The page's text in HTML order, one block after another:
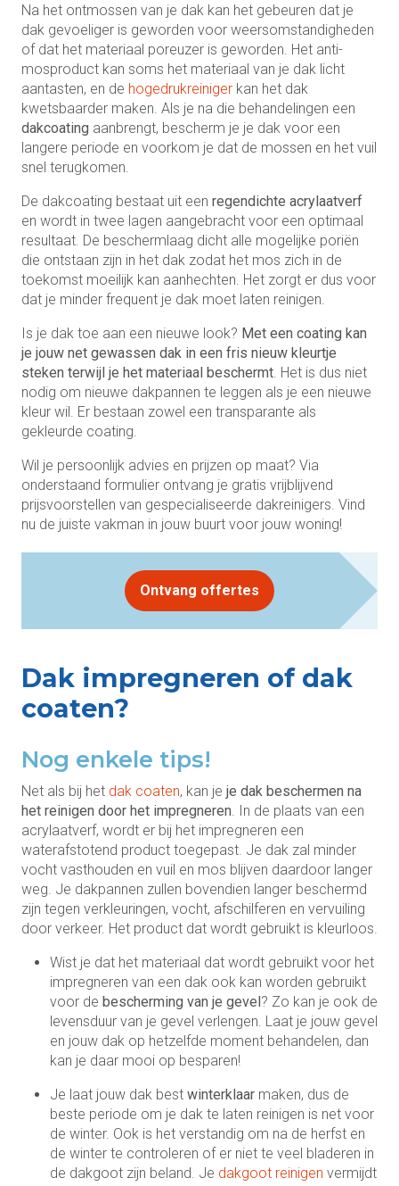
Na het ontmossen van je dak kan het gebeuren dat je
dak gevoeliger is geworden voor weersomstandigheden
of dat het materiaal poreuzer is geworden. Het anti-
mosproduct kan soms het materiaal van je dak licht
aantasten, en de hogedrukreiniger kan het dak
kwetsbaarder maken. Als je na die behandelingen een
dakcoating aanbrengt, bescherm je je dak voor een
langere periode en voorkom je dat de mossen en het vuil
snel terugkomen.
De dakcoating bestaat uit een regendichte acrylaatverf
en wordt in twee lagen aangebracht voor een optimaal
resultaat. De beschermlaag dicht alle mogelijke poriën
die ontstaan zijn in het dak zodat het mos zich in de
toekomst moeilijk kan aanhechten. Het zorgt er dus voor
dat je minder frequent je dak moet laten reinigen.
Is je dak toe aan een nieuwe look? Met een coating kan
je jouw net gewassen dak in een fris nieuw kleurtje
steken terwijl je het materiaal beschermt . Het is dus niet
nodig om nieuwe dakpannen te leggen als je een nieuwe
kleur wil. Er bestaan zowel een transparante als
gekleurde coating.
Wil je persoonlijk advies en prijzen op maat? Via
onderstaand formulier ontvang je gratis vrijblijvend
prijsvoorstellen van gespecialiseerde dakreinigers. Vind
nu de juiste vakman in jouw buurt voor jouw woning!
Ontvang offertes
Dak impregneren of dak
coaten?
Nog enkele tips!
Net als bij het dak coaten, kan je je dak beschermen na
het reinigen door het impregneren . In de plaats van een
acrylaatverf, wordt er bij het impregneren een
waterafstotend product toegepast. Je dak zal minder
vocht vasthouden en vuil en mos blijven daardoor langer
weg. Je dakpannen zullen bovendien langer beschermd
zijn tegen verkleuringen, vocht, afschilferen en vervuiling
door verkeer. Het product dat wordt gebruikt is kleurloos.
Wist je dat het materiaal dat wordt gebruikt voor het
impregneren van een dak ook kan worden gebruikt
voor de bescherming van je gevel? Zo kan je ook de
levensduur van je gevel verlengen. Laat je jouw gevel
en jouw dak op hetzelfde moment behandelen, dan
kan je daar mooi op besparen!
Je laat jouw dak best winterklaar maken, dus de
beste periode om je dak te laten reinigen is net voor
de winter. Ook is het verstandig om na de herfst en
de winter te controleren of er niet te veel bladeren in
de dakgoot zijn beland. Je dakgoot reinigen vermijdt